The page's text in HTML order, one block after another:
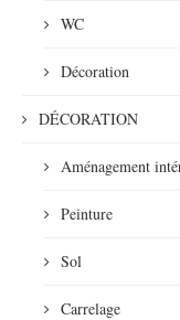
WC
Décoration
DÉCORATION
Aménagement
Peinture
Sol
Carrelage